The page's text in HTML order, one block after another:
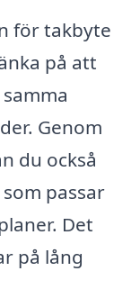
för takbyte
på att
Genom
du också
passar
Det
på lång